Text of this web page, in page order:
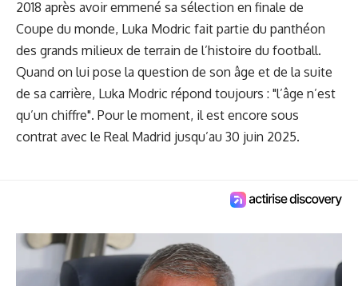
2018 après avoir emmené sa sélection en finale de
Coupe du monde, Luka Modric fait partie du panthéon
des grands milieux de terrain de l’histoire du football.
Quand on lui pose la question de son âge et de la suite
de sa carrière, Luka Modric répond toujours : "l’âge n’est
qu’un chiffre". Pour le moment, il est encore sous
contrat avec le Real Madrid jusqu’au 30 juin 2025.